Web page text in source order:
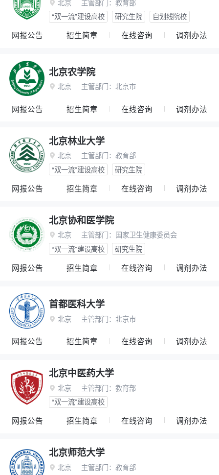
 北京 主管部门： 教育部
“双一流”建设高校
研究生院 自划线院校
网报公告 招生简章 在线咨询 调剂办法
北京农学院
 北京 主管部门： 北京市
网报公告 招生简章 在线咨询 调剂办法
北京林业大学
 北京 主管部门： 教育部
“双一流”建设高校
研究生院
网报公告 招生简章 在线咨询 调剂办法
北京协和医学院
 北京 主管部门： 国家卫生健康委员会
“双一流”建设高校
研究生院
网报公告 招生简章 在线咨询 调剂办法
首都医科大学
 北京 主管部门： 北京市
网报公告 招生简章 在线咨询 调剂办法
北京中医药大学
 北京 主管部门： 教育部
“双一流”建设高校
网报公告 招生简章 在线咨询 调剂办法
北京师范大学
 北京 主管部门： 教育部